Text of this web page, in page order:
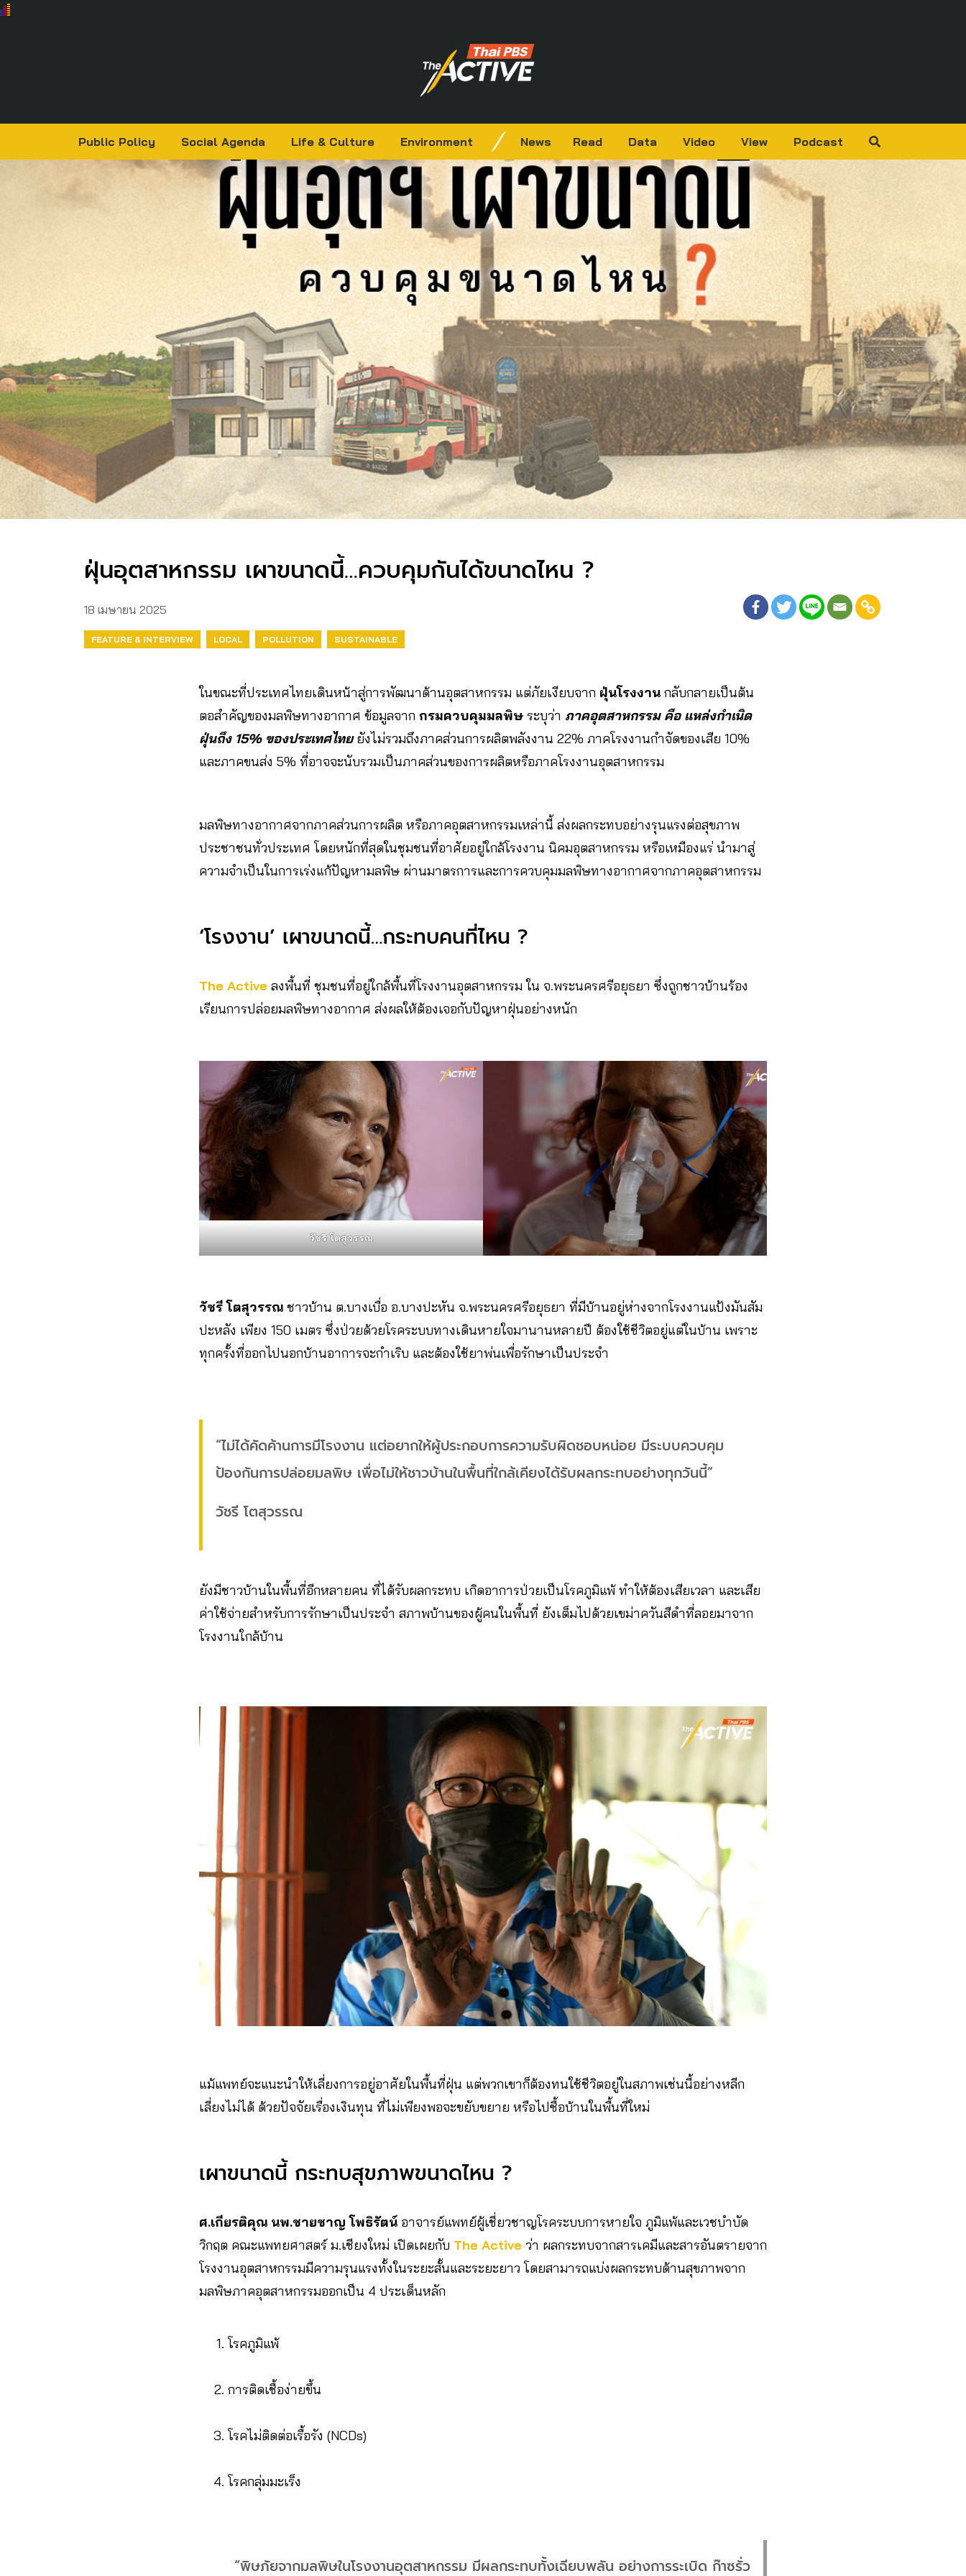
Public Policy Social Agenda Life & Culture Environment News Read Data Video View Podcast
ฝุ่นอุตสาหกรรม เผาขนาดนี้…ควบคุมกันได้ขนาดไหน ?
18 เมษายน 2025
FEATURE & INTERVIEW LOCAL POLLUTION SUSTAINABLE
ในขณะที่ประเทศไทยเดินหน้าสู่การพัฒนาด้านอุตสาหกรรม แต่ภัยเงียบจาก ฝุ่นโรงงาน กลับกลายเป็นต้น
ตอสำคัญของมลพิษทางอากาศ ข้อมูลจาก กรมควบคุมมลพิษ ระบุว่า ภาคอุตสาหกรรม คือ แหล่งกำเนิด
ฝุ่นถึง 15% ของประเทศไทยยังไม่รวมถึงภาคส่วนการผลิตพลังงาน 22% ภาคโรงงานกำจัดของเสีย 10%
และภาคขนส่ง 5% ที่อาจจะนับรวมเป็นภาคส่วนของการผลิตหรือภาคโรงงานอุตสาหกรรม
มลพิษทางอากาศจากภาคส่วนการผลิต หรือภาคอุตสาหกรรมเหล่านี้ ส่งผลกระทบอย่างรุนแรงต่อสุขภาพ
ประชาชนทั่วประเทศ โดยหนักที่สุดในชุมชนที่อาศัยอยู่ใกล้โรงงาน นิคมอุตสาหกรรม หรือเหมืองแร่ นำมาสู่
ความจำเป็นในการเร่งแก้ปัญหามลพิษ ผ่านมาตรการและการควบคุมมลพิษทางอากาศจากภาคอุตสาหกรรม
‘โรงงาน’ เผาขนาดนี้…กระทบคนที่ไหน ?
The Active ลงพื้นที่ ชุมชนที่อยู่ใกล้พื้นที่โรงงานอุตสาหกรรม ใน จ.พระนครศรีอยุธยา ซึ่งถูกชาวบ้านร้อง
เรียนการปล่อยมลพิษทางอากาศ ส่งผลให้ต้องเจอกับปัญหาฝุ่นอย่างหนัก
วัชรี โตสุวรรณ
วัชรี โตสุวรรณ ชาวบ้าน ต.บางเบื่อ อ.บางปะหัน จ.พระนครศรีอยุธยา ที่มีบ้านอยู่ห่างจากโรงงานแป้งมันสัม
ปะหลัง เพียง 150 เมตร ซึ่งป่วยด้วยโรคระบบทางเดินหายใจมานานหลายปี ต้องใช้ชีวิตอยู่แต่ในบ้าน เพราะ
ทุกครั้งที่ออกไปนอกบ้านอาการจะกำเริบ และต้องใช้ยาพ่นเพื่อรักษาเป็นประจำ
“ไม่ได้คัดค้านการมีโรงงาน แต่อยากให้ผู้ประกอบการความรับผิดชอบหน่อย มีระบบควบคุม
ป้องกันการปล่อยมลพิษ เพื่อไม่ให้ชาวบ้านในพื้นที่ใกล้เคียงได้รับผลกระทบอย่างทุกวันนี้”
วัชรี โตสุวรรณ
ยังมีชาวบ้านในพื้นที่อีกหลายคน ที่ได้รับผลกระทบ เกิดอาการป่วยเป็นโรคภูมิแพ้ ทำให้ต้องเสียเวลา และเสีย
ค่าใช้จ่ายสำหรับการรักษาเป็นประจำ สภาพบ้านของผู้คนในพื้นที่ ยังเต็มไปด้วยเขม่าควันสีดำที่ลอยมาจาก
โรงงานใกล้บ้าน
แม้แพทย์จะแนะนำให้เลี่ยงการอยู่อาศัยในพื้นที่ฝุ่น แต่พวกเขาก็ต้องทนใช้ชีวิตอยู่ในสภาพเช่นนี้อย่างหลีก
เลี่ยงไม่ได้ ด้วยปัจจัยเรื่องเงินทุน ที่ไม่เพียงพอจะขยับขยาย หรือไปซื้อบ้านในพื้นที่ใหม่
เผาขนาดนี้ กระทบสุขภาพขนาดไหน ?
ศ.เกียรติคุณ นพ.ชายชาญ โพธิรัตน์ อาจารย์แพทย์ผู้เชี่ยวชาญโรคระบบการหายใจ ภูมิแพ้และเวชบำบัด
วิกฤต คณะแพทยศาสตร์ ม.เชียงใหม่ เปิดเผยกับ The Active ว่า ผลกระทบจากสารเคมีและสารอันตรายจาก
โรงงานอุตสาหกรรมมีความรุนแรงทั้งในระยะสั้นและระยะยาว โดยสามารถแบ่งผลกระทบด้านสุขภาพจาก
มลพิษภาคอุตสาหกรรมออกเป็น 4 ประเด็นหลัก
โรคภูมิแพ้
การติดเชื้อง่ายขึ้น
โรคไม่ติดต่อเรื้อรัง (NCDs)
โรคกลุ่มมะเร็ง
“พิษภัยจากมลพิษในโรงงานอุตสาหกรรม มีผลกระทบทั้งเฉียบพลัน อย่างการระเบิด ก๊าซรั่ว